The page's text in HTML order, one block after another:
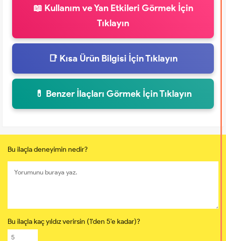
📖 Kullanım ve Yan Etkileri Görmek İçin
Tıklayın
📑 Kısa Ürün Bilgisi İçin Tıklayın
💊 Benzer İlaçları Görmek İçin Tıklayın
Bu ilaçla deneyimin nedir?
Bu ilaçla kaç yıldız verirsin (1'den 5'e kadar)?